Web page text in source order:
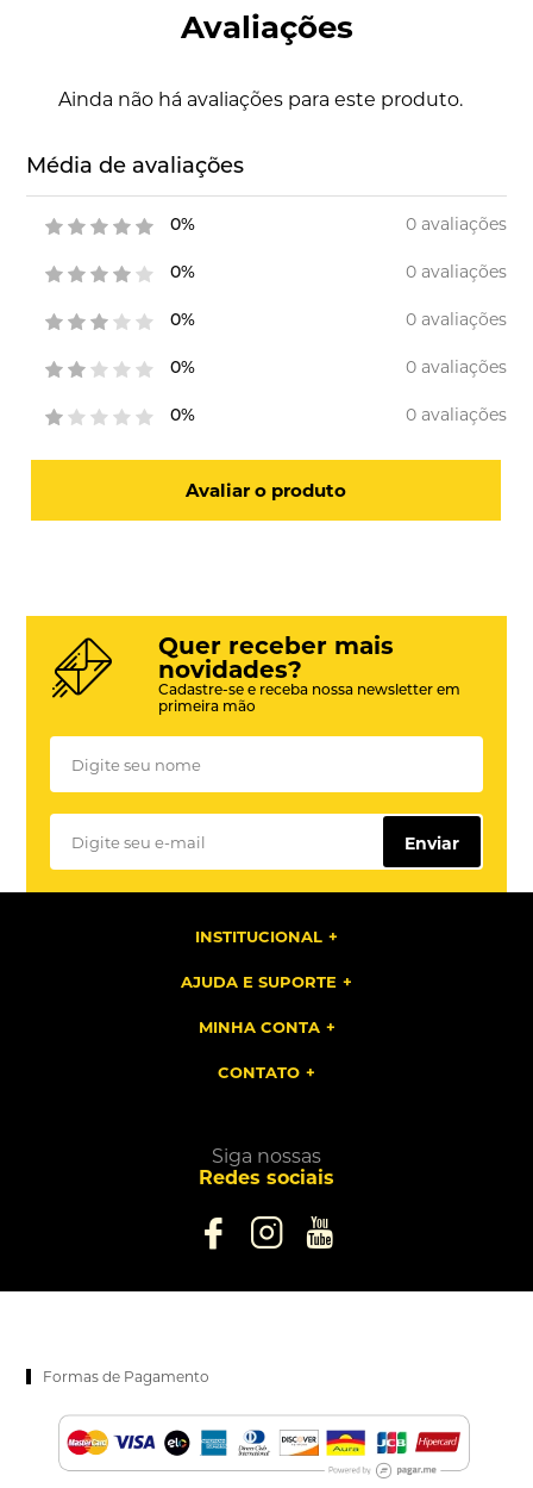
Avaliações
Ainda não há avaliações para este produto.
Média de avaliações
0% 0 avaliações
0% 0 avaliações
0% 0 avaliações
0% 0 avaliações
0% 0 avaliações
Avaliar o produto
Quer receber mais
novidades?
Cadastre-se e receba nossa newsletter em
primeira mão
Enviar
INSTITUCIONAL
AJUDA E SUPORTE
MINHA CONTA
CONTATO
Siga nossas
Redes sociais
Formas de Pagamento